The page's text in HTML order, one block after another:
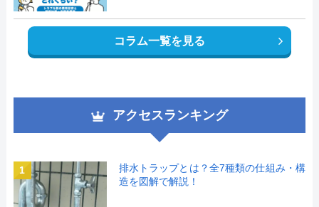
コラム一覧を見る
アクセスランキング
1
排水トラップとは？全7種類の仕組み・構
造を図解で解説！